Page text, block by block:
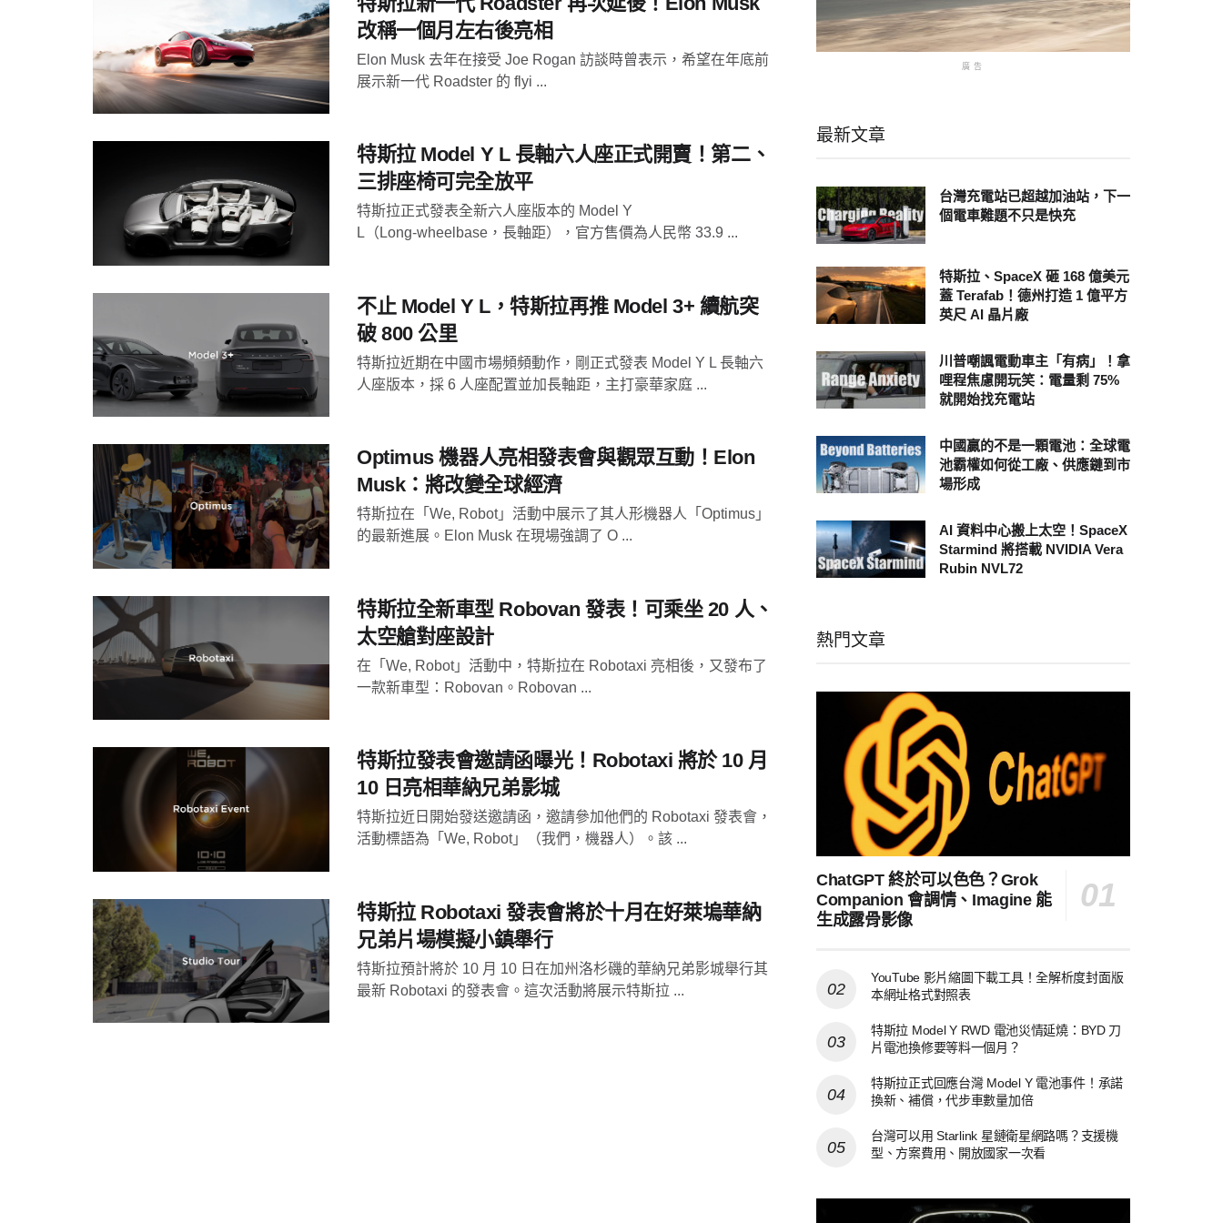
改稱一個月左右後亮相
Elon Musk 去年在接受 Joe Rogan 訪談時曾表示，希望在年底前
展示新一代 Roadster 的 flyi ...
特斯拉 Model Y L 長軸六人座正式開賣！第二、
三排座椅可完全放平
特斯拉正式發表全新六人座版本的 Model Y
L（Long‑wheelbase，長軸距），官方售價為人民幣 33.9 ...
不止 Model Y L，特斯拉再推 Model 3+ 續航突
破 800 公里
特斯拉近期在中國市場頻頻動作，剛正式發表 Model Y L 長軸六
人座版本，採 6 人座配置並加長軸距，主打豪華家庭 ...
Optimus 機器人亮相發表會與觀眾互動！Elon
Musk：將改變全球經濟
特斯拉在「We, Robot」活動中展示了其人形機器人「Optimus」
的最新進展。Elon Musk 在現場強調了 O ...
特斯拉全新車型 Robovan 發表！可乘坐 20 人、
太空艙對座設計
在「We, Robot」活動中，特斯拉在 Robotaxi 亮相後，又發布了
一款新車型：Robovan。Robovan ...
特斯拉發表會邀請函曝光！Robotaxi 將於 10 月
10 日亮相華納兄弟影城
特斯拉近日開始發送邀請函，邀請參加他們的 Robotaxi 發表會，
活動標語為「We, Robot」（我們，機器人）。該 ...
特斯拉 Robotaxi 發表會將於十月在好萊塢華納
兄弟片場模擬小鎮舉行
特斯拉預計將於 10 月 10 日在加州洛杉磯的華納兄弟影城舉行其
最新 Robotaxi 的發表會。這次活動將展示特斯拉 ...
廣告
最新文章
台灣充電站已超越加油站，下一
個電車難題不只是快充
特斯拉、SpaceX 砸 168 億美元
蓋 Terafab！德州打造 1 億平方
英尺 AI 晶片廠
川普嘲諷電動車主「有病」！拿
哩程焦慮開玩笑：電量剩 75%
就開始找充電站
中國贏的不是一顆電池：全球電
池霸權如何從工廠、供應鏈到市
場形成
AI 資料中心搬上太空！SpaceX
Starmind 將搭載 NVIDIA Vera
Rubin NVL72
熱門文章
ChatGPT 終於可以色色？Grok
Companion 會調情、Imagine 能
生成露骨影像
YouTube 影片縮圖下載工具！全解析度封面版
本網址格式對照表
特斯拉 Model Y RWD 電池災情延燒：BYD 刀
片電池換修要等料一個月？
特斯拉正式回應台灣 Model Y 電池事件！承諾
換新、補償，代步車數量加倍
台灣可以用 Starlink 星鏈衛星網路嗎？支援機
型、方案費用、開放國家一次看